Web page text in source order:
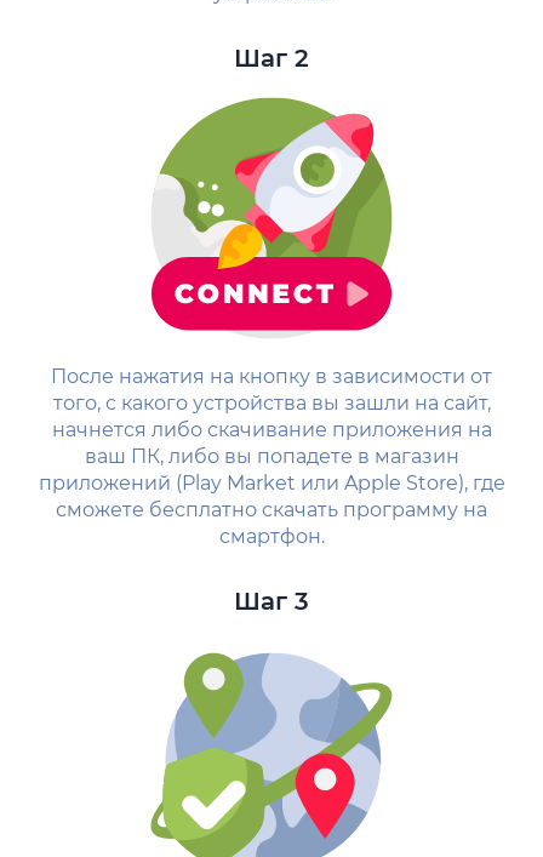
Шаг 2
После нажатия на кнопку в зависимости от
того, с какого устройства вы зашли на сайт,
начнется либо скачивание приложения на
ваш ПК, либо вы попадете в магазин
приложений (Play Market или Apple Store), где
сможете бесплатно скачать программу на
смартфон.
Шаг 3